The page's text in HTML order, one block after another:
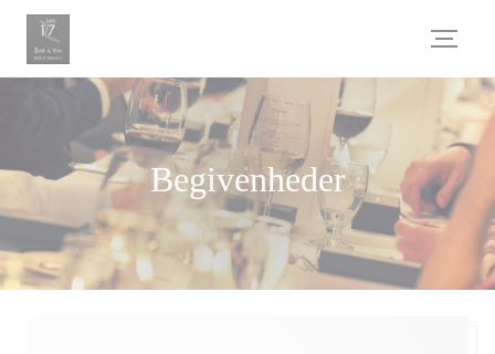
CCookie-styringspanel
Begivenheder